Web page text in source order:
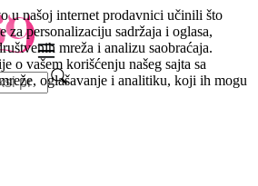
u našoj internet prodavnici učinili što
za personalizaciju sadržaja i oglasa,
mreža i analizu saobraćaja.
o vašem korišćenju našeg sajta sa
oglašavanje i analitiku, koji ih mogu